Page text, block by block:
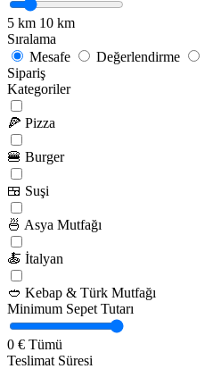
5 km 10 km
Sıralama
Mesafe
Değerlendirme
Sipariş
Kategoriler
🍕 Pizza
🍔 Burger
🍱 Suşi
🍜 Asya Mutfağı
🍝 İtalyan
🥙 Kebap & Türk Mutfağı
Minimum Sepet Tutarı
0 € Tümü
Teslimat Süresi